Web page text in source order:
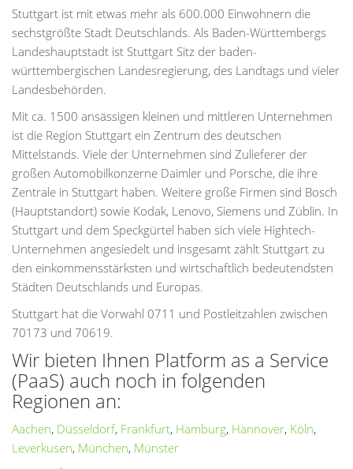
Stuttgart ist mit etwas mehr als 600.000 Einwohnern die
sechstgrößte Stadt Deutschlands. Als Baden-Württembergs
Landeshauptstadt ist Stuttgart Sitz der baden-
württembergischen Landesregierung, des Landtags und vieler
Landesbehörden.
Mit ca. 1500 ansässigen kleinen und mittleren Unternehmen
ist die Region Stuttgart ein Zentrum des deutschen
Mittelstands. Viele der Unternehmen sind Zulieferer der
großen Automobilkonzerne Daimler und Porsche, die ihre
Zentrale in Stuttgart haben. Weitere große Firmen sind Bosch
(Hauptstandort) sowie Kodak, Lenovo, Siemens und Züblin. In
Stuttgart und dem Speckgürtel haben sich viele Hightech-
Unternehmen angesiedelt und insgesamt zählt Stuttgart zu
den einkommensstärksten und wirtschaftlich bedeutendsten
Städten Deutschlands und Europas.
Stuttgart hat die Vorwahl 0711 und Postleitzahlen zwischen
70173 und 70619.
Wir bieten Ihnen Platform as a Service
(PaaS) auch noch in folgenden
Regionen an:
Aachen, Düsseldorf, Frankfurt, Hamburg, Hannover, Köln,
Leverkusen, München, Münster